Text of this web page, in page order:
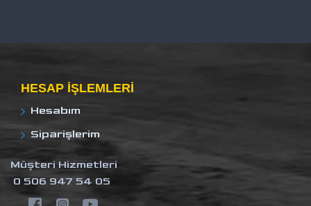
HESAP IŞLEMLERI
Hesabım
Siparişlerim
Müşteri Hizmetleri
0 506 947 54 05